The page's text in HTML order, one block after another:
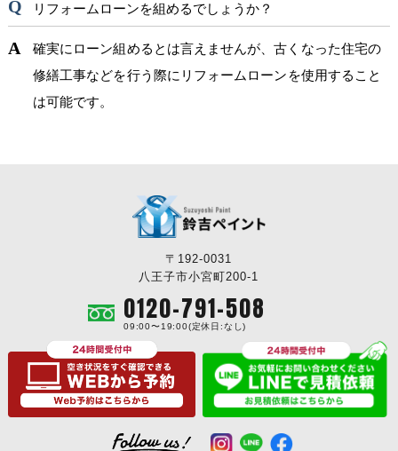
リフォームローンを組めるでしょうか？
確実にローン組めるとは言えませんが、古くなった住宅の
修繕工事などを行う際にリフォームローンを使用すること
は可能です。
〒192-0031
八王子市小宮町200-1
0120-791-508
09:00〜19:00(定休日:なし)